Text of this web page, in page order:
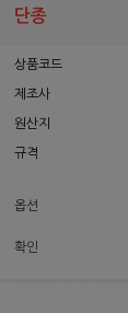
단종
상품코드
제조사
원산지
규격
옵션
확인